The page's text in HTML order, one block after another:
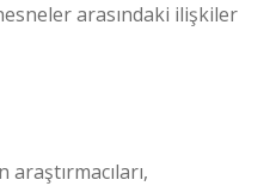
arasındaki ilişkiler